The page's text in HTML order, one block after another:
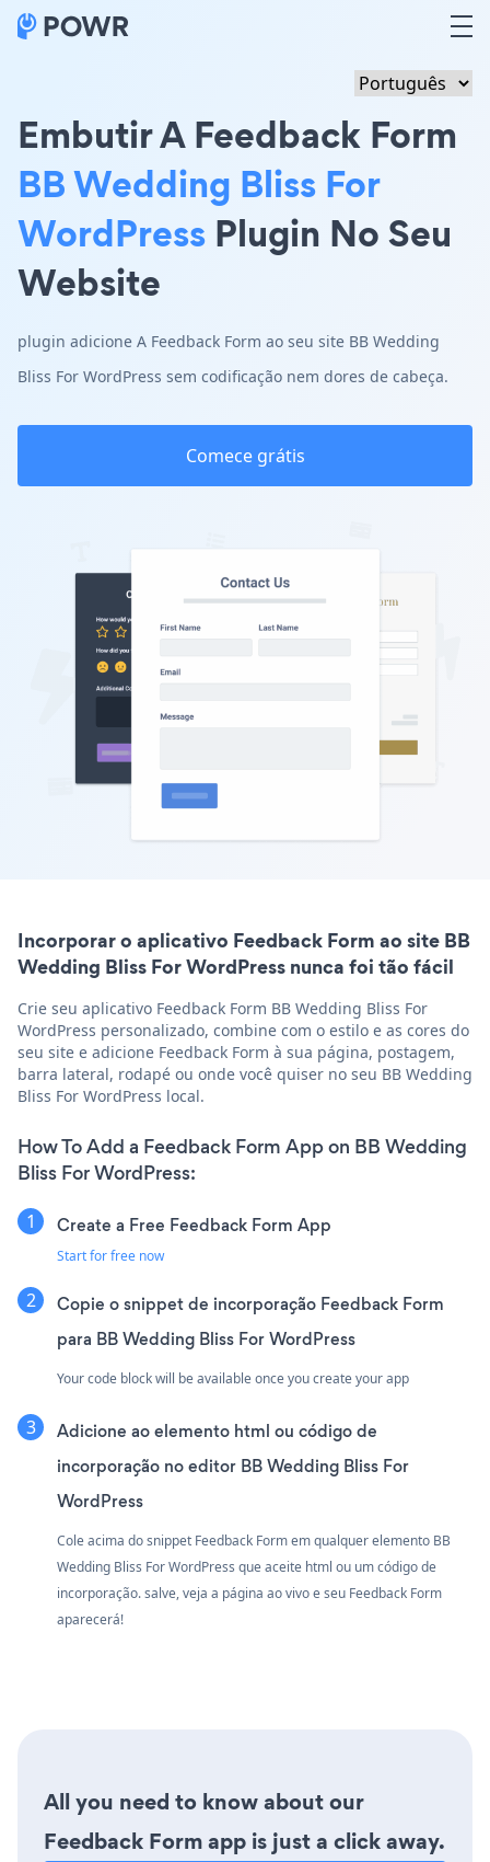
Embutir A Feedback Form
BB Wedding Bliss For
WordPress Plugin No Seu
Website
plugin adicione A Feedback Form ao seu site BB Wedding
Bliss For WordPress sem codificação nem dores de cabeça.
Comece grátis
Incorporar o aplicativo Feedback Form ao site BB
Wedding Bliss For WordPress nunca foi tão fácil
Crie seu aplicativo Feedback Form BB Wedding Bliss For
WordPress personalizado, combine com o estilo e as cores do
seu site e adicione Feedback Form à sua página, postagem,
barra lateral, rodapé ou onde você quiser no seu BB Wedding
Bliss For WordPress local.
How To Add a Feedback Form App on BB Wedding
Bliss For WordPress:
Create a Free Feedback Form App
Start for free now
Copie o snippet de incorporação Feedback Form
para BB Wedding Bliss For WordPress
Your code block will be available once you create your app
Adicione ao elemento html ou código de
incorporação no editor BB Wedding Bliss For
WordPress
Cole acima do snippet Feedback Form em qualquer elemento BB
Wedding Bliss For WordPress que aceite html ou um código de
incorporação. salve, veja a página ao vivo e seu Feedback Form
aparecerá!
All you need to know about our
Feedback Form app is just a click away.